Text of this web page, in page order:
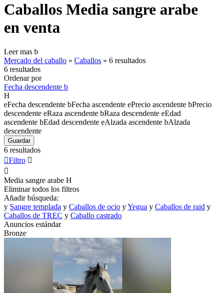
Caballos Media sangre arabe
en venta
Leer mas b
Mercado del caballo » Caballos » 6 resultados
6 resultados
Ordenar por
Fecha descendente b
H
eFecha descendente bFecha ascendente ePrecio ascendente bPrecio
descendente eRaza ascendente bRaza descendente eEdad
ascendente bEdad descendente eAlzada ascendente bAlzada
descendente
Guardar
6 resultados
Filtro 

Media sangre arabe H
Eliminar todos los filtros
Añadir búsqueda:
y Sangre templada y Caballos de ocio yYegua y Caballos de raid y
Caballos de TREC y Caballo castrado
Anuncios estándar
Bronze